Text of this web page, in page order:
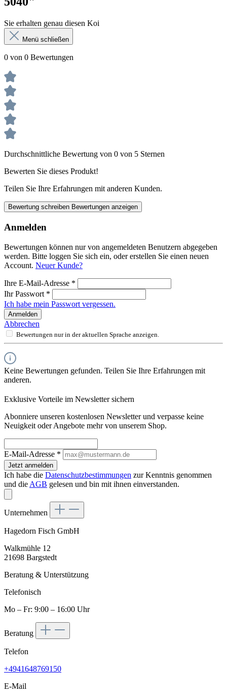
Sie erhalten genau diesen Koi
Menü schließen
0 von 0 Bewertungen
Durchschnittliche Bewertung von 0 von 5 Sternen
Bewerten Sie dieses Produkt!
Teilen Sie Ihre Erfahrungen mit anderen Kunden.
Bewertung schreiben Bewertungen anzeigen
Anmelden
Bewertungen können nur von angemeldeten Benutzern abgegeben
werden. Bitte loggen Sie sich ein, oder erstellen Sie einen neuen
Account. Neuer Kunde?
Ihre E-Mail-Adresse *
Ihr Passwort *
Ich habe mein Passwort vergessen.
Anmelden
Abbrechen
Bewertungen nur in der aktuellen Sprache anzeigen.
Keine Bewertungen gefunden. Teilen Sie Ihre Erfahrungen mit
anderen.
Exklusive Vorteile im Newsletter sichern
Abonniere unseren kostenlosen Newsletter und verpasse keine
Neuigkeit oder Angebote mehr von unserem Shop.
E-Mail-Adresse *
Jetzt anmelden
Ich habe die Datenschutzbestimmungen zur Kenntnis genommen
und die AGB gelesen und bin mit ihnen einverstanden.
Unternehmen
Hagedorn Fisch GmbH
Walkmühle 12
21698 Bargstedt
Beratung & Unterstützung
Telefonisch
Mo – Fr: 9:00 – 16:00 Uhr
Beratung
Telefon
+4941648769150
E-Mail